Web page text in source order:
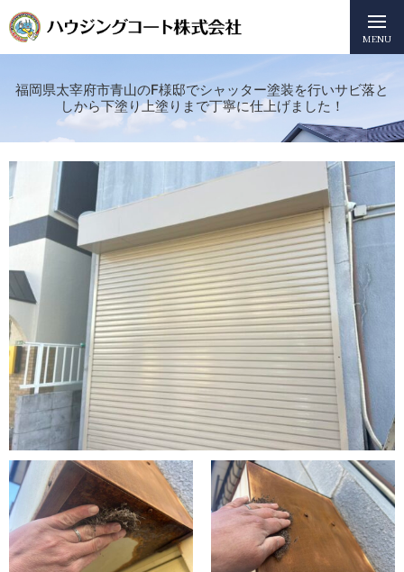
MENU
福岡県太宰府市青山のF様邸でシャッター塗装を行いサビ落と
しから下塗り上塗りまで丁寧に仕上げました！